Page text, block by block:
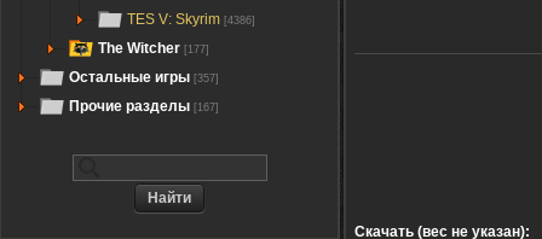
TES V: Skyrim [4386]
The Witcher [177]
Остальные игры [357]
Прочие разделы [167]
Скачать (вес не указан):